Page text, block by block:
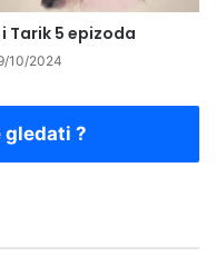
i Tarik 5 epizoda
10/2024
gledati ?